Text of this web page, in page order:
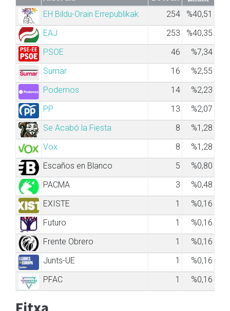
EH Bildu-Orain Errepublikak
254
%40,51
EAJ
253
%40,35
PSOE
46
%7,34
Sumar
16
%2,55
Podemos
14
%2,23
PP
13
%2,07
Se Acabó la Fiesta
8
%1,28
Vox
8
%1,28
Escaños en Blanco
5
%0,80
PACMA
3
%0,48
EXISTE
1
%0,16
Futuro
1
%0,16
Frente Obrero
1
%0,16
Junts-UE
1
%0,16
PFAC
1 %0,16